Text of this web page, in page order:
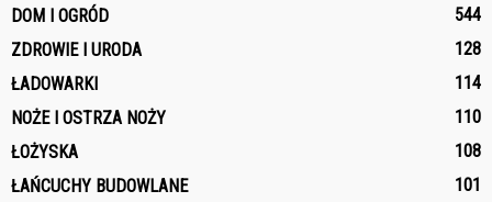
DOM I OGRÓD
544
ZDROWIE I URODA
128
ŁADOWARKI
114
NOŻE I OSTRZA NOŻY
110
ŁOŻYSKA
108
ŁAŃCUCHY BUDOWLANE
101